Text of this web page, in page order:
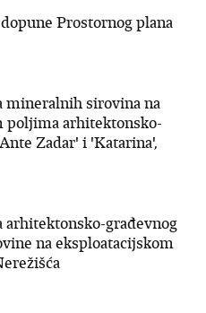
Prostornog plana
mineralnih sirovina na
poljima arhitektonsko-
Zadar' i 'Katarina',
arhitektonsko-građevnog
na eksploatacijskom